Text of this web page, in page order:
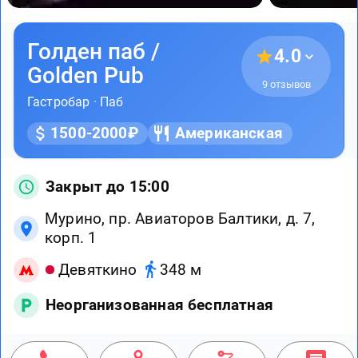
Голден паб /
Golden Pub
Гастробар · Паб
4.0
9 отзывов
1500-2000₽ Американская
Закрыт до 15:00
Мурино, пр. Авиаторов Балтики, д. 7,
корп. 1
Девяткино
348 м
Неорганизованная бесплатная